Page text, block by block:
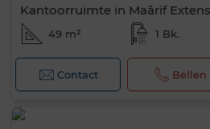
Kantoorruimte in Maârif
49 m² 1 Bk.
Contact Bellen